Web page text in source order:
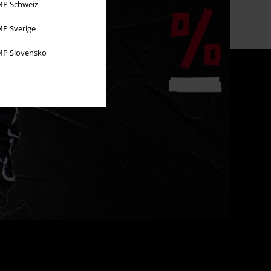
Schweiz
Sverige
Slovensko